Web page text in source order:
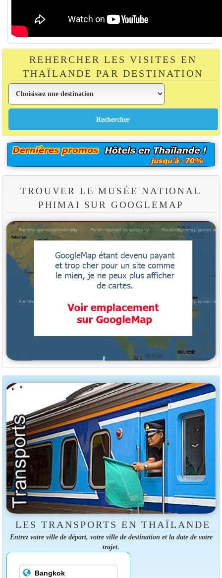
REHERCHER LES VISITES EN
THAÏLANDE PAR DESTINATION
TROUVER LE MUSÉE NATIONAL
PHIMAI SUR GOOGLEMAP
LES TRANSPORTS EN THAÏLANDE
Entrez votre ville de départ, votre ville de destination et la date de votre
trajet.